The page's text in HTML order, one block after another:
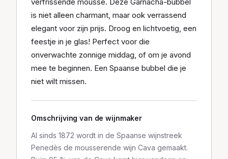
is niet alleen charmant, maar ook verrassend
elegant voor zijn prijs. Droog en lichtvoetig, een
feestje in je glas! Perfect voor die
onverwachte zonnige middag, of om je avond
mee te beginnen. Een Spaanse bubbel die je
niet wilt missen.
Omschrijving van de wijnmaker
Al sinds 1872 wordt in de Spaanse wijnstreek
Penedès de mousserende wijn Cava gemaakt.